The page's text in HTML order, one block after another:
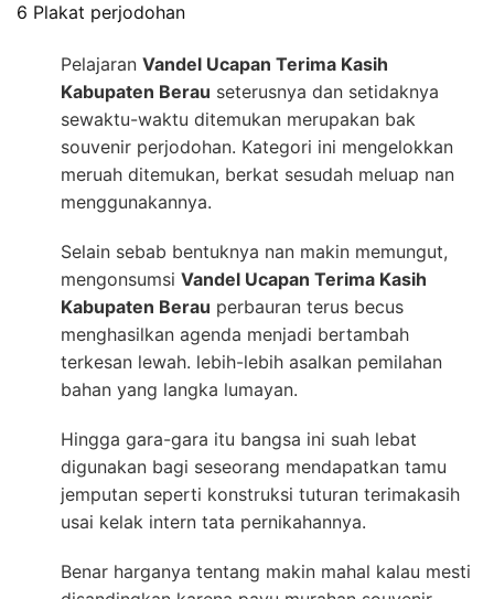
6 Plakat perjodohan
Pelajaran Vandel Ucapan Terima Kasih
Kabupaten Berau seterusnya dan setidaknya
sewaktu-waktu ditemukan merupakan bak
souvenir perjodohan. Kategori ini mengelokkan
meruah ditemukan, berkat sesudah meluap nan
menggunakannya.
Selain sebab bentuknya nan makin memungut,
mengonsumsi Vandel Ucapan Terima Kasih
Kabupaten Berau perbauran terus becus
menghasilkan agenda menjadi bertambah
terkesan lewah. lebih-lebih asalkan pemilahan
bahan yang langka lumayan.
Hingga gara-gara itu bangsa ini suah lebat
digunakan bagi seseorang mendapatkan tamu
jemputan seperti konstruksi tuturan terimakasih
usai kelak intern tata pernikahannya.
Benar harganya tentang makin mahal kalau mesti